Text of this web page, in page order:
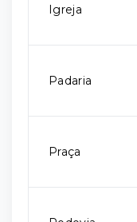
Igreja
Padaria
Praça